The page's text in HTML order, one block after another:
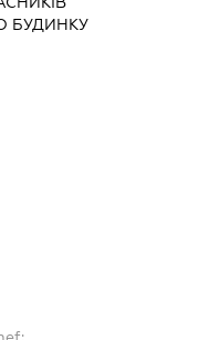
БУДИНКУ